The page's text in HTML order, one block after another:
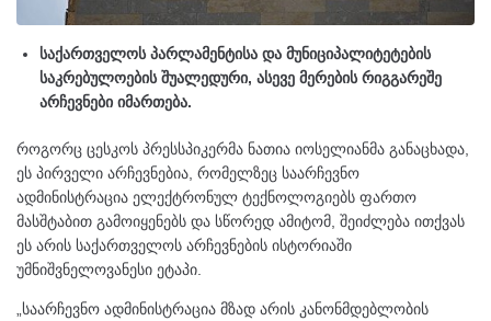
საქართველოს პარლამენტისა და მუნიციპალიტეტების
საკრებულოების შუალედური, ასევე მერების რიგგარეშე
არჩევნები იმართება.
როგორც ცესკოს პრესსპიკერმა ნათია იოსელიანმა განაცხადა,
ეს პირველი არჩევნებია, რომელზეც საარჩევნო
ადმინისტრაცია ელექტრონულ ტექნოლოგიებს ფართო
მასშტაბით გამოიყენებს და სწორედ ამიტომ, შეიძლება ითქვას
ეს არის საქართველოს არჩევნების ისტორიაში
უმნიშვნელოვანესი ეტაპი.
„საარჩევნო ადმინისტრაცია მზად არის კანონმდებლობის